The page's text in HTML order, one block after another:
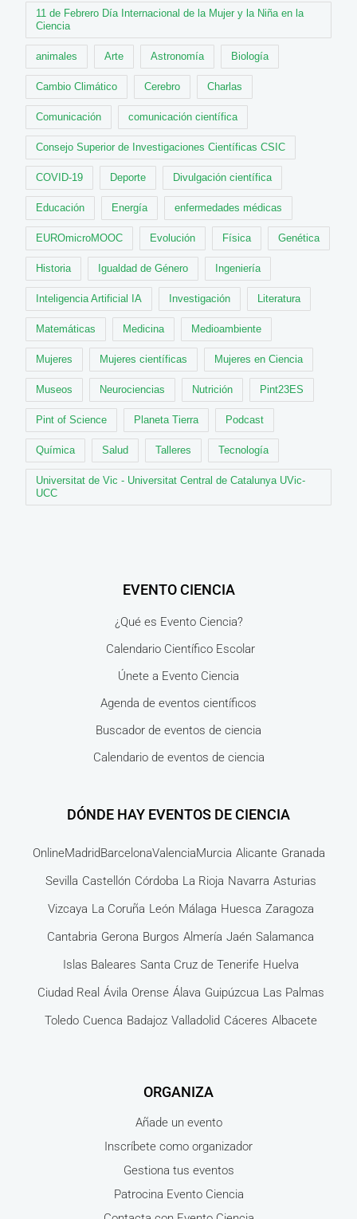
11 de Febrero Día Internacional de la Mujer y la Niña en la
Ciencia
animales Arte Astronomía Biología
Cambio Climático Cerebro Charlas
Comunicación comunicación científica
Consejo Superior de Investigaciones Científicas CSIC
COVID-19 Deporte Divulgación científica
Educación Energía enfermedades médicas
EUROmicroMOOC Evolución Física Genética
Historia Igualdad de Género Ingeniería
Inteligencia Artificial IA Investigación Literatura
Matemáticas Medicina Medioambiente
Mujeres Mujeres científicas Mujeres en Ciencia
Museos Neurociencias Nutrición Pint23ES
Pint of Science Planeta Tierra Podcast
Química Salud Talleres Tecnología
Universitat de Vic - Universitat Central de Catalunya UVic-
UCC
EVENTO CIENCIA
¿Qué es Evento Ciencia?
Calendario Científico Escolar
Únete a Evento Ciencia
Agenda de eventos científicos
Buscador de eventos de ciencia
Calendario de eventos de ciencia
DÓNDE HAY EVENTOS DE CIENCIA
OnlineMadridBarcelonaValenciaMurcia Alicante Granada
Sevilla Castellón Córdoba La Rioja Navarra Asturias
Vizcaya La Coruña León Málaga Huesca Zaragoza
Cantabria Gerona Burgos Almería Jaén Salamanca
Islas Baleares Santa Cruz de Tenerife Huelva
Ciudad Real Ávila Orense Álava Guipúzcua Las Palmas
Toledo Cuenca Badajoz Valladolid Cáceres Albacete
ORGANIZA
Añade un evento
Inscríbete como organizador
Gestiona tus eventos
Patrocina Evento Ciencia